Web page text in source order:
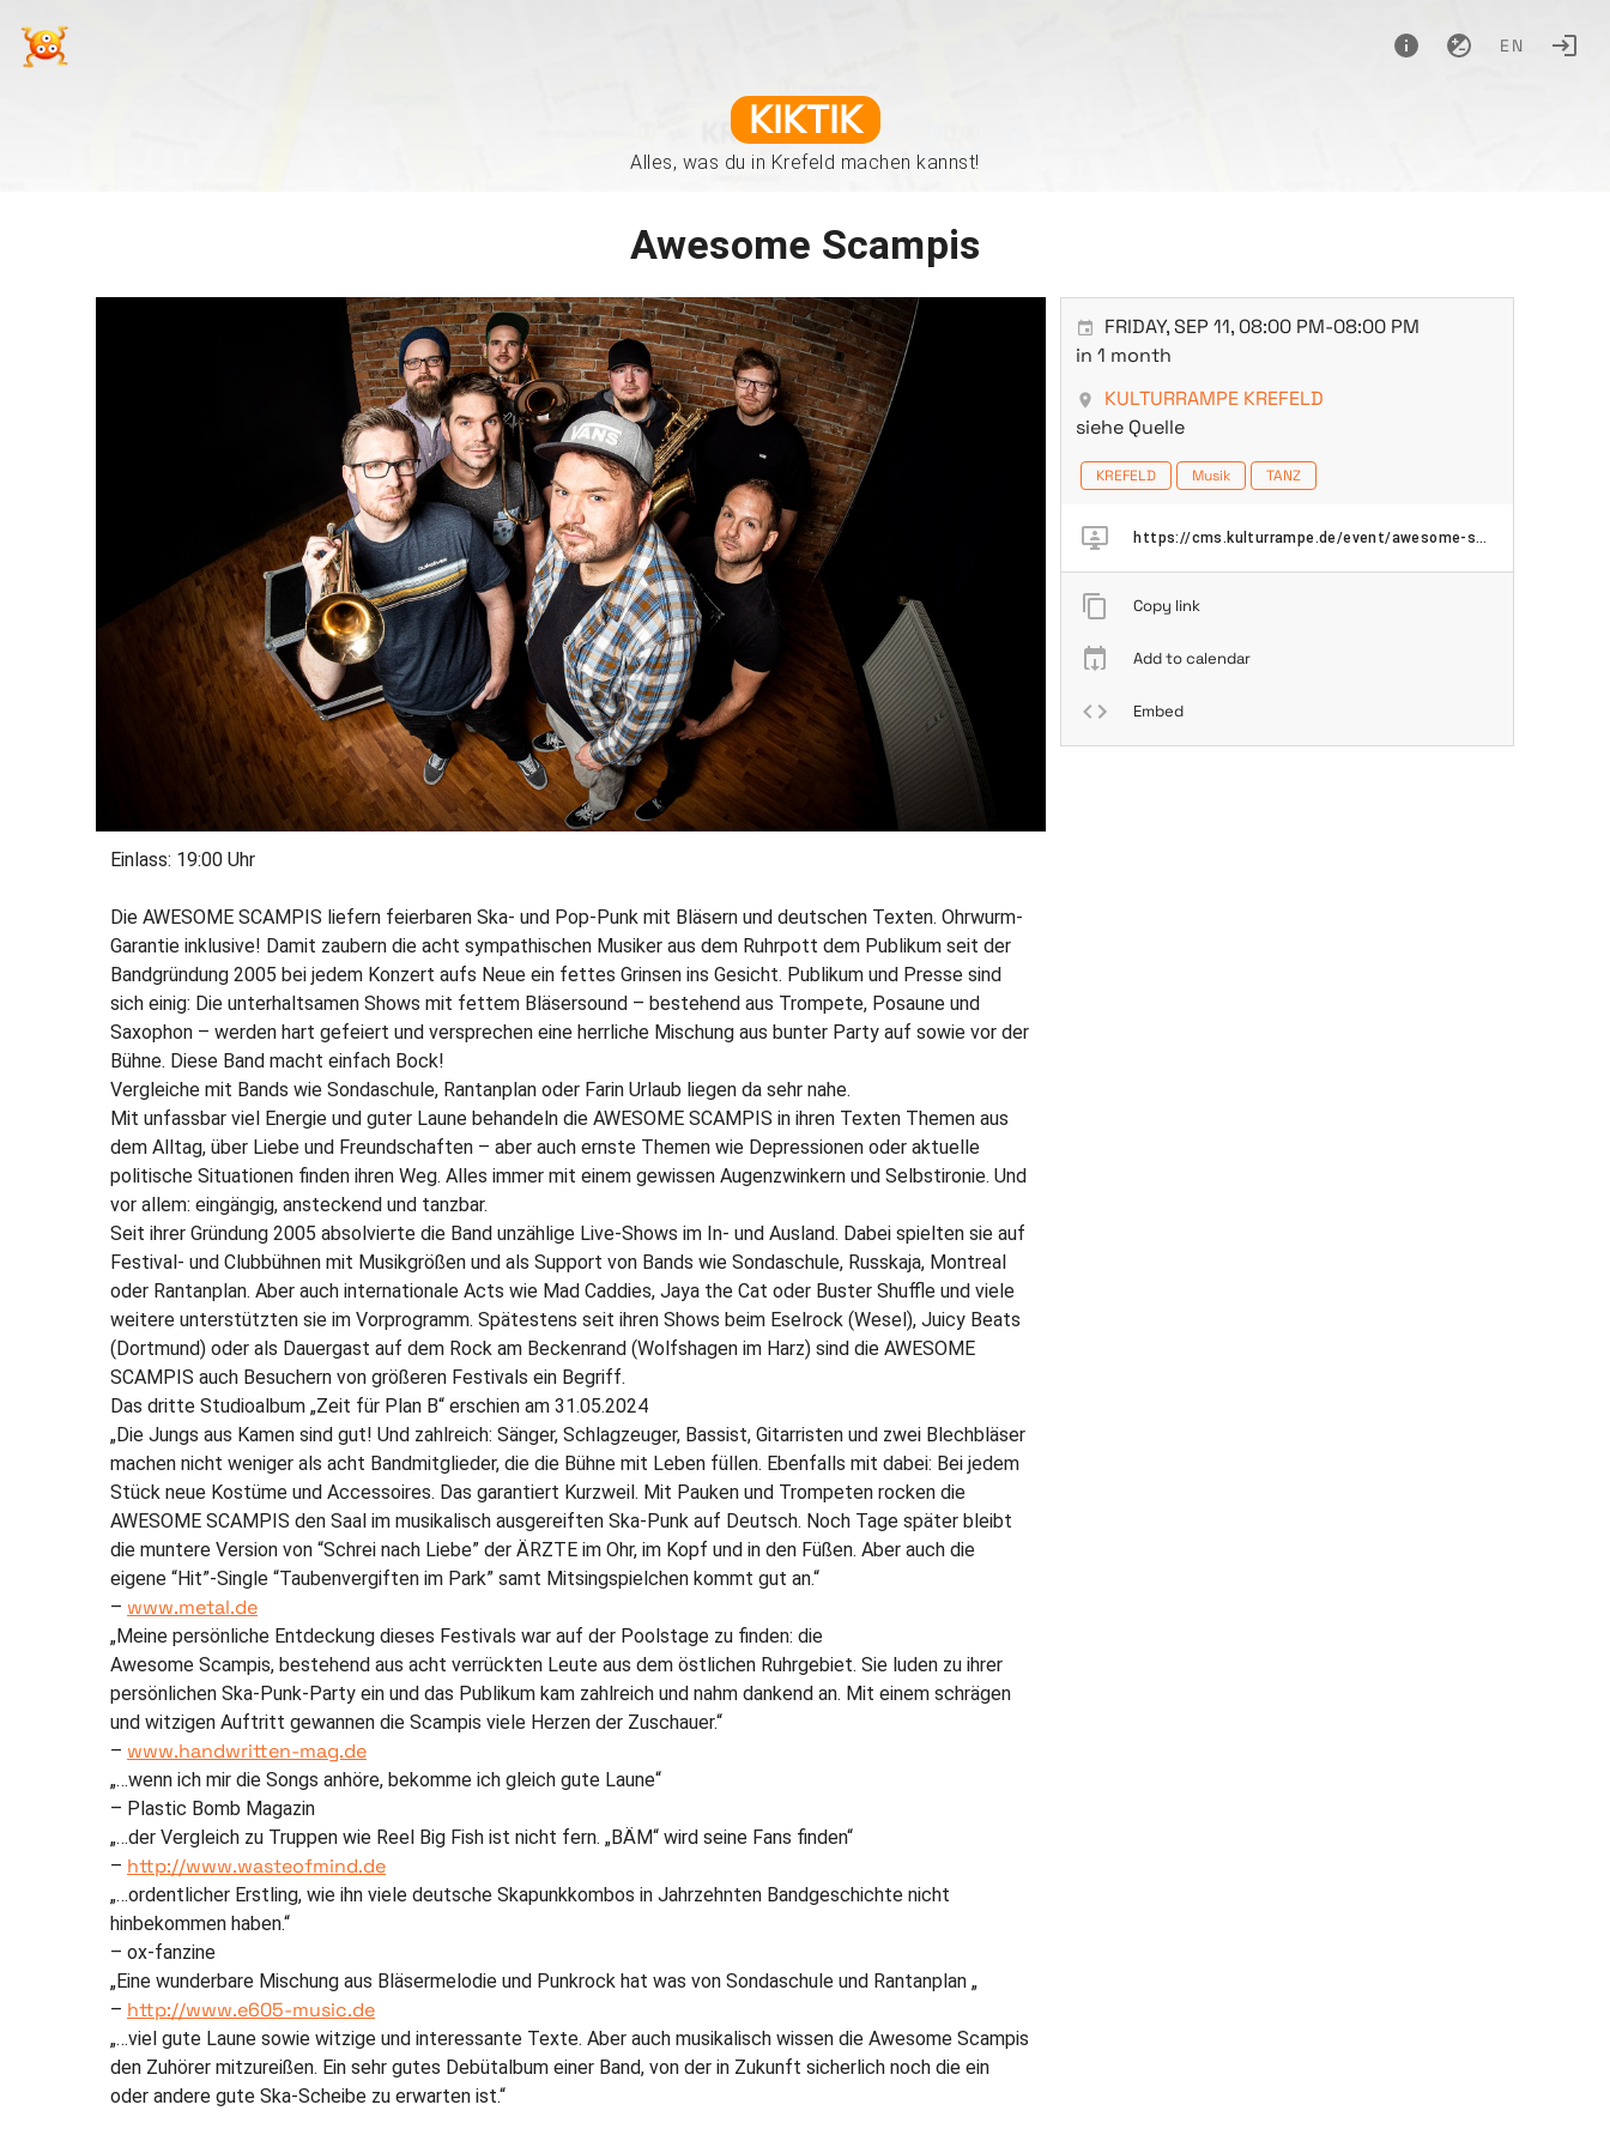
EN
KIKTIK
Alles, was du in Krefeld machen kannst!
Awesome Scampis
Einlass: 19:00 Uhr
Die AWESOME SCAMPIS liefern feierbaren Ska- und Pop-Punk mit Bläsern und deutschen Texten. Ohrwurm-
Garantie inklusive! Damit zaubern die acht sympathischen Musiker aus dem Ruhrpott dem Publikum seit der
Bandgründung 2005 bei jedem Konzert aufs Neue ein fettes Grinsen ins Gesicht. Publikum und Presse sind
sich einig: Die unterhaltsamen Shows mit fettem Bläsersound – bestehend aus Trompete, Posaune und
Saxophon – werden hart gefeiert und versprechen eine herrliche Mischung aus bunter Party auf sowie vor der
Bühne. Diese Band macht einfach Bock!
Vergleiche mit Bands wie Sondaschule, Rantanplan oder Farin Urlaub liegen da sehr nahe.
Mit unfassbar viel Energie und guter Laune behandeln die AWESOME SCAMPIS in ihren Texten Themen aus
dem Alltag, über Liebe und Freundschaften – aber auch ernste Themen wie Depressionen oder aktuelle
politische Situationen finden ihren Weg. Alles immer mit einem gewissen Augenzwinkern und Selbstironie. Und
vor allem: eingängig, ansteckend und tanzbar.
Seit ihrer Gründung 2005 absolvierte die Band unzählige Live-Shows im In- und Ausland. Dabei spielten sie auf
Festival- und Clubbühnen mit Musikgrößen und als Support von Bands wie Sondaschule, Russkaja, Montreal
oder Rantanplan. Aber auch internationale Acts wie Mad Caddies, Jaya the Cat oder Buster Shuffle und viele
weitere unterstützten sie im Vorprogramm. Spätestens seit ihren Shows beim Eselrock (Wesel), Juicy Beats
(Dortmund) oder als Dauergast auf dem Rock am Beckenrand (Wolfshagen im Harz) sind die AWESOME
SCAMPIS auch Besuchern von größeren Festivals ein Begriff.
Das dritte Studioalbum „Zeit für Plan B“ erschien am 31.05.2024
„Die Jungs aus Kamen sind gut! Und zahlreich: Sänger, Schlagzeuger, Bassist, Gitarristen und zwei Blechbläser
machen nicht weniger als acht Bandmitglieder, die die Bühne mit Leben füllen. Ebenfalls mit dabei: Bei jedem
Stück neue Kostüme und Accessoires. Das garantiert Kurzweil. Mit Pauken und Trompeten rocken die
AWESOME SCAMPIS den Saal im musikalisch ausgereiften Ska-Punk auf Deutsch. Noch Tage später bleibt
die muntere Version von “Schrei nach Liebe” der ÄRZTE im Ohr, im Kopf und in den Füßen. Aber auch die
eigene “Hit”-Single “Taubenvergiften im Park” samt Mitsingspielchen kommt gut an.“
– www.metal.de
„Meine persönliche Entdeckung dieses Festivals war auf der Poolstage zu finden: die
Awesome Scampis, bestehend aus acht verrückten Leute aus dem östlichen Ruhrgebiet. Sie luden zu ihrer
persönlichen Ska-Punk-Party ein und das Publikum kam zahlreich und nahm dankend an. Mit einem schrägen
und witzigen Auftritt gewannen die Scampis viele Herzen der Zuschauer.“
– www.handwritten-mag.de
„…wenn ich mir die Songs anhöre, bekomme ich gleich gute Laune“
– Plastic Bomb Magazin
„…der Vergleich zu Truppen wie Reel Big Fish ist nicht fern. „BÄM“ wird seine Fans finden“
– http://www.wasteofmind.de
„…ordentlicher Erstling, wie ihn viele deutsche Skapunkkombos in Jahrzehnten Bandgeschichte nicht
hinbekommen haben.“
– ox-fanzine
„Eine wunderbare Mischung aus Bläsermelodie und Punkrock hat was von Sondaschule und Rantanplan „
– http://www.e605-music.de
„…viel gute Laune sowie witzige und interessante Texte. Aber auch musikalisch wissen die Awesome Scampis
den Zuhörer mitzureißen. Ein sehr gutes Debütalbum einer Band, von der in Zukunft sicherlich noch die ein
oder andere gute Ska-Scheibe zu erwarten ist.“
FRIDAY, SEP 11, 08:00 PM-08:00 PM
in 1 month
KULTURRAMPE KREFELD
siehe Quelle
KREFELD Musik TANZ
https://cms.kulturrampe.de/event/awesome-scampis/
Copy link
Add to calendar
Embed